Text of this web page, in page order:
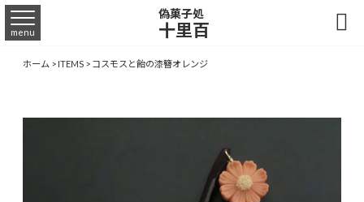
偽菓子処
十里百
menu 
ホーム>ITEMS>コスモスと飴の漆簪オレンジ